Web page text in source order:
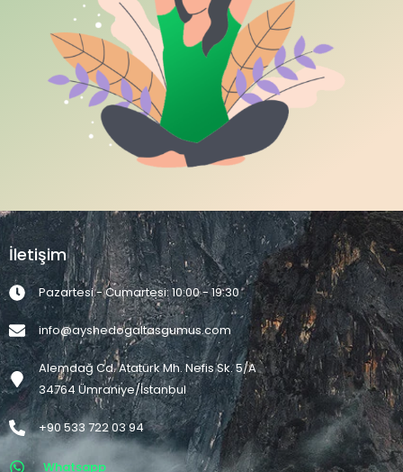
İletişim
Pazartesi - Cumartesi: 10:00 - 19:30
info@ayshedogaltasgumus.com
Alemdağ Cd. Atatürk Mh. Nefis Sk. 5/A
34764 Ümraniye/İstanbul
+90 533 722 03 94
Whatsapp